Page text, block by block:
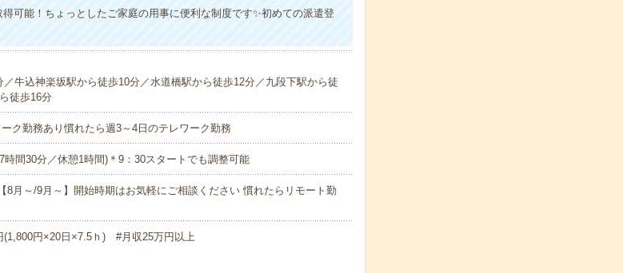
可能！ちょっとしたご家庭の用事に便利な制度です✨初めての派遣登
牛込神楽坂駅から徒歩10分／水道橋駅から徒歩12分／九段下駅から徒
徒歩16分
ク勤務あり慣れたら週3～4日のテレワーク勤務
時間30分／休憩1時間)＊9：30スタートでも調整可能
8月～/9月～】開始時期はお気軽にご相談ください 慣れたらリモート勤
円×20日×7.5ｈ) #月収25万円以上